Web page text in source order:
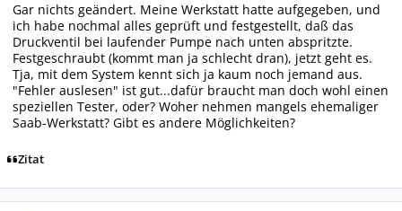
Gar nichts geändert. Meine Werkstatt hatte aufgegeben, und
ich habe nochmal alles geprüft und festgestellt, daß das
Druckventil bei laufender Pumpe nach unten abspritzte.
Festgeschraubt (kommt man ja schlecht dran), jetzt geht es.
Tja, mit dem System kennt sich ja kaum noch jemand aus.
"Fehler auslesen" ist gut...dafür braucht man doch wohl einen
speziellen Tester, oder? Woher nehmen mangels ehemaliger
Saab-Werkstatt? Gibt es andere Möglichkeiten?
Zitat